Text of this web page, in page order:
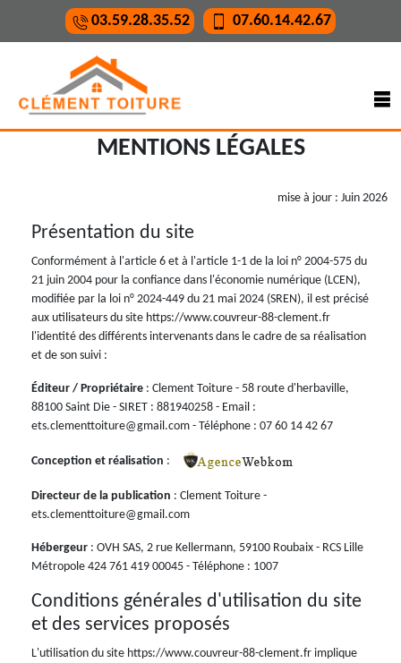
03.59.28.35.52 07.60.14.42.67
MENTIONS LÉGALES
mise à jour : Juin 2026
Présentation du site
Conformément à l'article 6 et à l'article 1-1 de la loi n° 2004-575 du
21 juin 2004 pour la confiance dans l'économie numérique (LCEN),
modifiée par la loi n° 2024-449 du 21 mai 2024 (SREN), il est précisé
aux utilisateurs du site https://www.couvreur-88-clement.fr
l'identité des différents intervenants dans le cadre de sa réalisation
et de son suivi :
Éditeur / Propriétaire : Clement Toiture - 58 route d'herbaville,
88100 Saint Die - SIRET : 881940258 - Email :
ets.clementtoiture@gmail.com - Téléphone : 07 60 14 42 67
Conception et réalisation :
Directeur de la publication : Clement Toiture -
ets.clementtoiture@gmail.com
Hébergeur : OVH SAS, 2 rue Kellermann, 59100 Roubaix - RCS Lille
Métropole 424 761 419 00045 - Téléphone : 1007
Conditions générales d'utilisation du site
et des services proposés
L'utilisation du site https://www.couvreur-88-clement.fr implique